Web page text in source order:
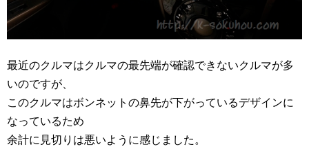
最近のクルマはクルマの最先端が確認できないクルマが多
いのですが、
このクルマはボンネットの鼻先が下がっているデザインに
なっているため
余計に見切りは悪いように感じました。